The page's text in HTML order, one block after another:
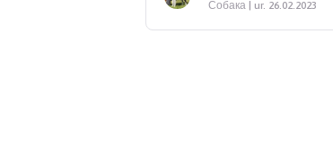
Собака | ur. 26.02.2023